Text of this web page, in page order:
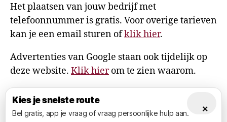
Het plaatsen van jouw bedrijf met
telefoonnummer is gratis. Voor overige tarieven
kan je een email sturen ofklik hier.
Advertenties van Google staan ook tijdelijk op
deze website. Klik hierom te zien waarom.
© 2026AlexandervanDijl.nl Omhoog
×
Kies je snelste route
Bel gratis, app je vraag of vraag persoonlijke hulp aan.